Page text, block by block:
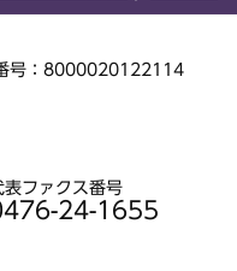
号：8000020122114
表ファクス番号
24-1655